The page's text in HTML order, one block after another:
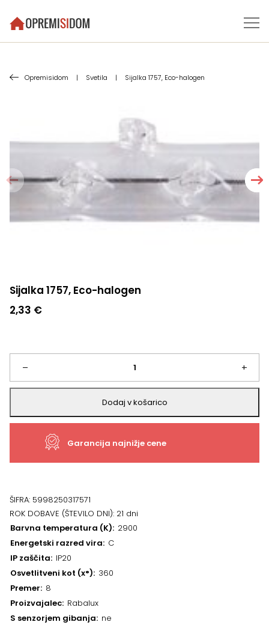
Opremisidom | Svetila | Sijalka 1757, Eco-halogen
Sijalka 1757, Eco-halogen
2,33 €
–
Sijalka
1757,
Eco-
+
Dodaj v košarico
Garancija najnižje cene
ŠIFRA: 5998250317571
ROK DOBAVE (ŠTEVILO DNI): 21 dni
Barvna temperatura (K) 2900
Energetski razred vira C
IP zaščita IP20
Osvetlitveni kot (x°) 360
Premer 8
Proizvajalec Rabalux
S senzorjem gibanja ne